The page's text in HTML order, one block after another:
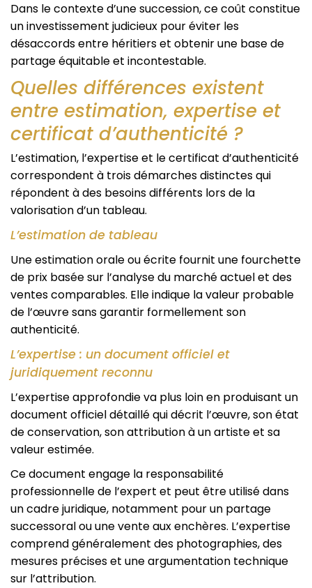
Dans le contexte d’une succession, ce coût constitue
un investissement judicieux pour éviter les
désaccords entre héritiers et obtenir une base de
partage équitable et incontestable.
Quelles différences existent
entre estimation, expertise et
certificat d’authenticité ?
L’estimation, l’expertise et le certificat d’authenticité
correspondent à trois démarches distinctes qui
répondent à des besoins différents lors de la
valorisation d’un tableau.
L’estimation de tableau
Une estimation orale ou écrite fournit une fourchette
de prix basée sur l’analyse du marché actuel et des
ventes comparables. Elle indique la valeur probable
de l’œuvre sans garantir formellement son
authenticité.
L’expertise : un document officiel et
juridiquement reconnu
L’expertise approfondie va plus loin en produisant un
document officiel détaillé qui décrit l’œuvre, son état
de conservation, son attribution à un artiste et sa
valeur estimée.
Ce document engage la responsabilité
professionnelle de l’expert et peut être utilisé dans
un cadre juridique, notamment pour un partage
successoral ou une vente aux enchères. L’expertise
comprend généralement des photographies, des
mesures précises et une argumentation technique
sur l’attribution.